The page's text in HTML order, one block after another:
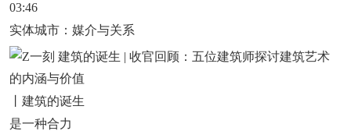
03:46
实体城市：媒介与关系
丨建筑的诞生
是一种合力